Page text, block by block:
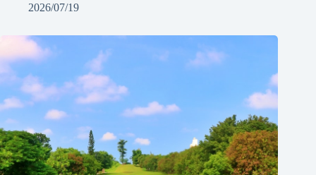
2026/07/19